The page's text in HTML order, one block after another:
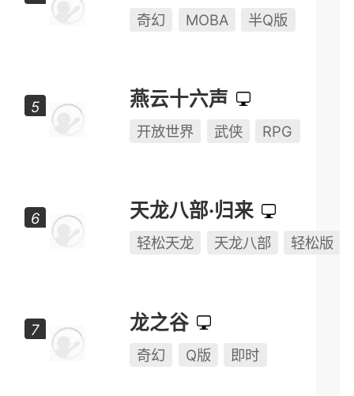
奇幻 MOBA 半Q版
燕云十六声
开放世界 武侠 RPG
天龙八部·归来
轻松天龙 天龙八部 轻松版
龙之谷
奇幻 Q版 即时